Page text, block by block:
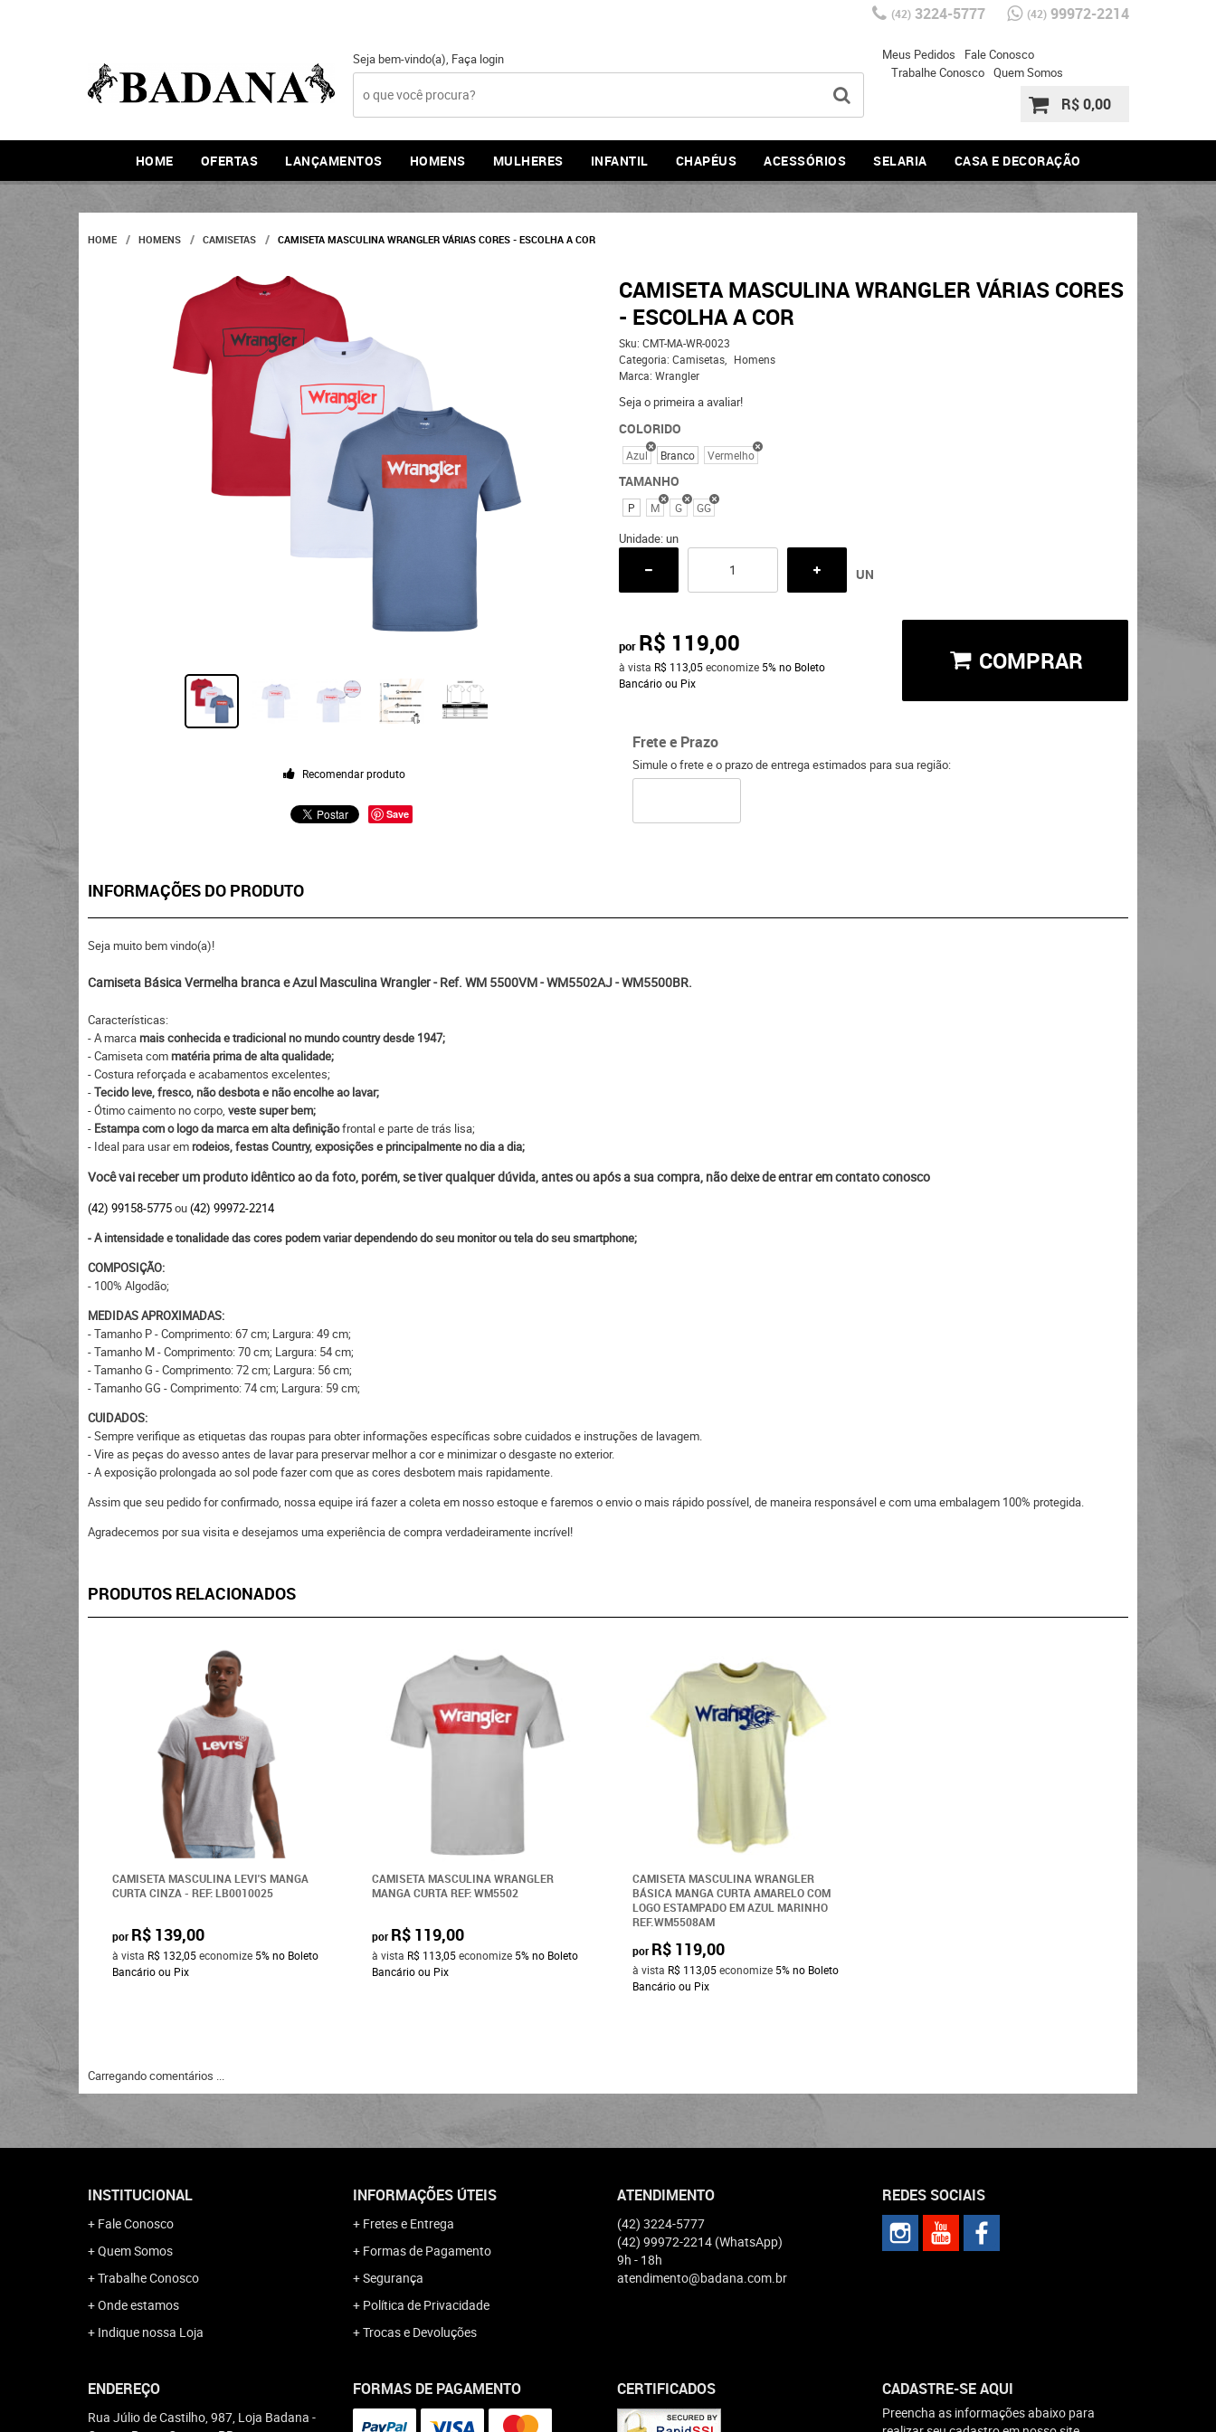
(42)3224-5777 (42)99972-2214
Seja bem-vindo(a), Faça login Meus Pedidos
Fale Conosco
Trabalhe Conosco Quem Somos
R$ 0,00
HOME OFERTAS LANÇAMENTOS HOMENS MULHERES INFANTIL CHAPÉUS ACESSÓRIOS SELARIA CASA E DECORAÇÃO
HOME HOMENS CAMISETAS CAMISETA MASCULINA WRANGLER VÁRIAS CORES - ESCOLHA A COR
Recomendar produto
Save
CAMISETA MASCULINA WRANGLER VÁRIAS CORES
- ESCOLHA A COR
Sku: CMT-MA-WR-0023
Categoria: Camisetas
Homens
Marca: Wrangler
Seja o primeira a avaliar!
COLORIDO
Azul Branco Vermelho
TAMANHO
P M G GG
Unidade: un
UN
por R$ 119,00
à vista R$ 113,05economize 5% no Boleto
Bancário ou Pix
COMPRAR
Frete e Prazo
Simule o frete e o prazo de entrega estimados para sua região:
INFORMAÇÕES DO PRODUTO
Seja muito bem vindo(a)!
Camiseta Básica Vermelha branca e Azul Masculina Wrangler - Ref. WM 5500VM - WM5502AJ - WM5500BR.
Características:
- A marcamais conhecida e tradicional no mundo country desde 1947;
- Camiseta commatéria prima de alta qualidade;
- Costura reforçada e acabamentos excelentes;
-Tecido leve, fresco, não desbota e não encolhe ao lavar;
- Ótimo caimento no corpo, veste super bem;
- Estampa com o logo da marca em alta definiçãofrontal e parte de trás lisa;
- Ideal para usar em rodeios, festas Country, exposições e principalmente no dia a dia;
Você vai receber um produto idêntico ao da foto, porém, se tiver qualquer dúvida, antes ou após a sua compra, não deixe de entrar em contato conosco
(42) 99158-5775ou(42) 99972-2214
- A intensidade e tonalidade das cores podem variar dependendo do seu monitor ou tela do seu smartphone;
COMPOSIÇÃO:
- 100% Algodão;
MEDIDAS APROXIMADAS:
- Tamanho P - Comprimento: 67 cm; Largura: 49 cm;
- Tamanho M - Comprimento: 70 cm; Largura: 54 cm;
- Tamanho G - Comprimento: 72 cm; Largura: 56 cm;
- Tamanho GG - Comprimento: 74 cm; Largura: 59 cm;
CUIDADOS:
- Sempre verifique as etiquetas das roupas para obter informações específicas sobre cuidados e instruções de lavagem.
- Vire as peças do avesso antes de lavar para preservar melhor a cor e minimizar o desgaste no exterior.
- A exposição prolongada ao sol pode fazer com que as cores desbotem mais rapidamente.
Assim que seu pedido for confirmado, nossa equipe irá fazer a coleta em nosso estoque e faremos o envio o mais rápido possível, de maneira responsável e com uma embalagem 100% protegida.
Agradecemos por sua visita e desejamos uma experiência de compra verdadeiramente incrível!
PRODUTOS RELACIONADOS
CAMISETA MASCULINA LEVI'S MANGA
CURTA CINZA - REF: LB0010025
por R$ 139,00
à vista R$ 132,05economize 5% no Boleto
Bancário ou Pix
CAMISETA MASCULINA WRANGLER
MANGA CURTA REF: WM5502
por R$ 119,00
à vista R$ 113,05economize 5%no Boleto
Bancário ou Pix
CAMISETA MASCULINA WRANGLER
BÁSICA MANGA CURTA AMARELO COM
LOGO ESTAMPADO EM AZUL MARINHO
REF.WM5508AM
por R$ 119,00
à vista R$ 113,05economize 5% no Boleto
Bancário ou Pix
Carregando comentários ...
INSTITUCIONAL
Fale Conosco
Quem Somos
Trabalhe Conosco
Onde estamos
Indique nossa Loja
INFORMAÇÕES ÚTEIS
Fretes e Entrega
Formas de Pagamento
Segurança
Política de Privacidade
Trocas e Devoluções
ATENDIMENTO
(42) 3224-5777
(42) 99972-2214 (WhatsApp)
9h - 18h
atendimento@badana.com.br
REDES SOCIAIS
ENDEREÇO
Rua Júlio de Castilho, 987, Loja Badana -
FORMAS DE PAGAMENTO CERTIFICADOS CADASTRE-SE AQUI
Preencha as informações abaixo para